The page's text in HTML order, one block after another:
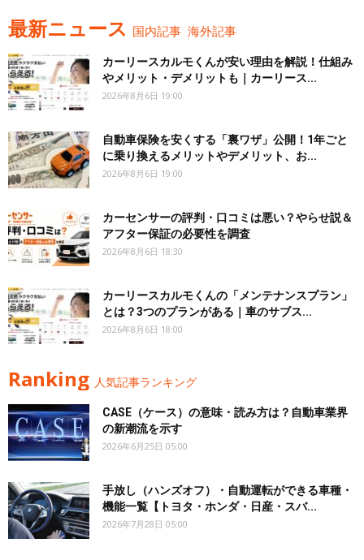
最新ニュース 国内記事 海外記事
カーリースカルモくんが安い理由を解説！仕組み
やメリット・デメリットも｜カーリース...
2026年8月6日 19:00
自動車保険を安くする「裏ワザ」公開！1年ごと
に乗り換えるメリットやデメリット、お...
2026年8月6日 19:00
カーセンサーの評判・口コミは悪い？やらせ説＆
アフター保証の必要性を調査
2026年8月6日 18:30
カーリースカルモくんの「メンテナンスプラン」
とは？3つのプランがある｜車のサブス...
2026年8月6日 18:00
Ranking 人気記事ランキング
CASE（ケース）の意味・読み方は？自動車業界
の新潮流を示す
2026年6月25日 05:00
手放し（ハンズオフ）・自動運転ができる車種・
機能一覧【トヨタ・ホンダ・日産・スバ...
2026年7月28日 05:00